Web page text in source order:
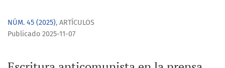
NÚM. 45 (2025), ARTÍCULOS
Publicado 2025-11-07